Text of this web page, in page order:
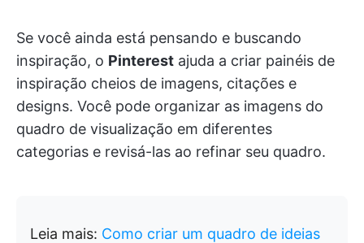
Se você ainda está pensando e buscando
inspiração, o Pinterest ajuda a criar painéis de
inspiração cheios de imagens, citações e
designs. Você pode organizar as imagens do
quadro de visualização em diferentes
categorias e revisá-las ao refinar seu quadro.
Leia mais: Como criar um quadro de ideias